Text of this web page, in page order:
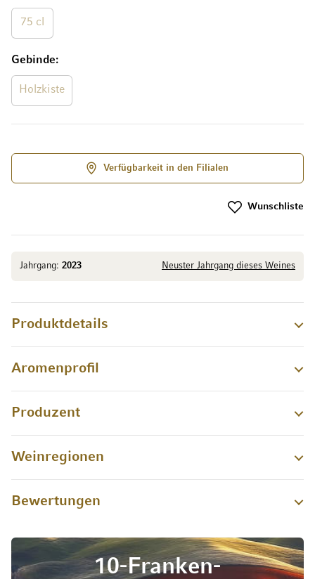
Jahrgang: 2023 Neuster Jahrgang dieses Weines
75 cl
Gebinde
Holzkiste
Verfügbarkeit in den Filialen
Wunschliste
Produktdetails
Aromenprofil
Produzent
Weinregionen
Bewertungen
10-Franken-